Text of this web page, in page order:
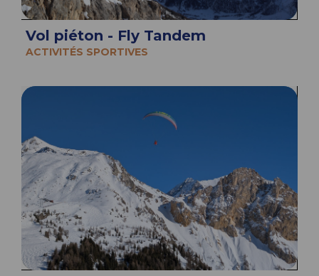
Vol piéton - Fly Tandem
ACTIVITÉS SPORTIVES